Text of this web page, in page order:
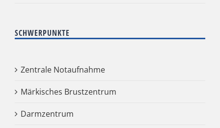
SCHWERPUNKTE
Zentrale Notaufnahme
Märkisches Brustzentrum
Darmzentrum